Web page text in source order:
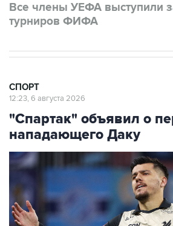
Все члены УЕФА выступили
турниров ФИФА
СПОРТ
12:23, 6 августа 2026
"Спартак" объявил о
нападающего Даку